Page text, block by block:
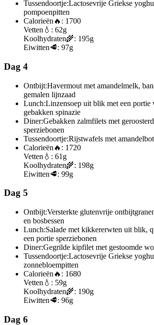
Tussendoortje:Lactosevrije Griekse
pompoenpitten
Calorieën 🔥: 1700
Vetten 💧: 62g
Koolhydraten🌾: 195g
Eiwitten🥩: 97g
Dag 4
Ontbijt:Havermout met amandelmelk,
gemalen lijnzaad
Lunch:Linzensoep uit blik met een portie
gebakken spinazie
Diner:Gebakken zalmfilets met
sperziebonen
Tussendoortje:Rijstwafels met
Calorieën 🔥: 1720
Vetten 💧: 61g
Koolhydraten🌾: 198g
Eiwitten🥩: 99g
Dag 5
Ontbijt:Versterkte glutenvrije
en bosbessen
Lunch:Salade met kikkererwten uit blik,
een portie sperziebonen
Diner:Gegrilde kipfilet met gestoomde
Tussendoortje:Lactosevrije Griekse
zonnebloempitten
Calorieën 🔥: 1680
Vetten 💧: 59g
Koolhydraten🌾: 190g
Eiwitten🥩: 96g
Dag 6